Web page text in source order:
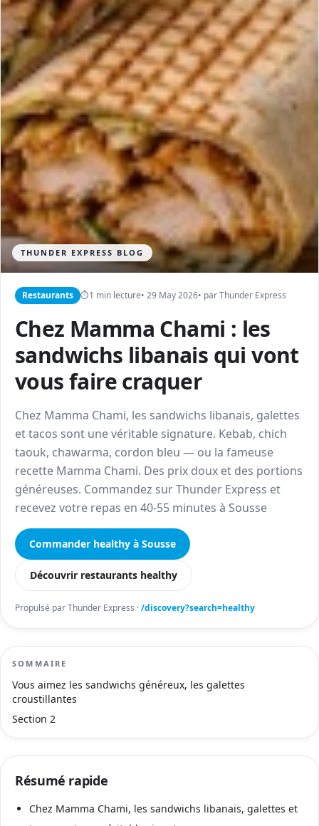
THUNDER EXPRESS BLOG
Restaurants ⏱1 min lecture• 29 May 2026• par Thunder Express
Chez Mamma Chami : les
sandwichs libanais qui vont
vous faire craquer
Chez Mamma Chami, les sandwichs libanais, galettes
et tacos sont une véritable signature. Kebab, chich
taouk, chawarma, cordon bleu — ou la fameuse
recette Mamma Chami. Des prix doux et des portions
généreuses. Commandez sur Thunder Express et
recevez votre repas en 40-55 minutes à Sousse
Commander healthy à Sousse
Découvrir restaurants healthy
Propulsé par Thunder Express ·/discovery?search=healthy
Résumé rapide
Chez Mamma Chami, les sandwichs libanais, galettes et
SOMMAIRE
Vous aimez les sandwichs généreux, les galettes
croustillantes
Section 2